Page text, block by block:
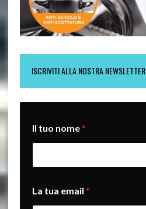
ISCRIVITI ALLA NOSTRA NEWSLETTER
Il tuo nome*
o
m
La tua email *